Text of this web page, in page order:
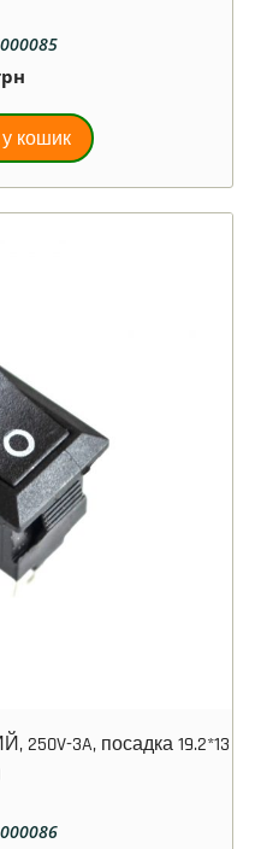
кошик
250V-3A, посадка 19.2*13